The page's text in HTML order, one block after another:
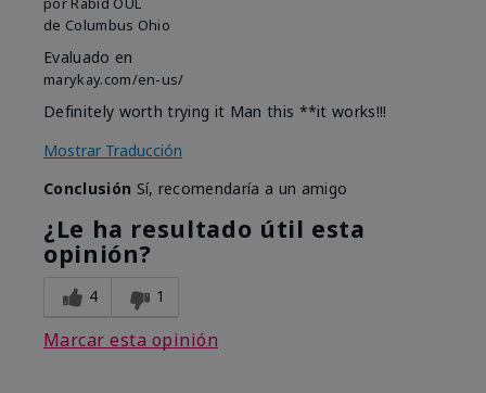
de Columbus Ohio
Evaluado en
marykay.com/en-us/
Definitely worth trying it Man this **it works!!!
Mostrar Traducción
Conclusión Sí, recomendaría a un amigo
¿Le ha resultado útil esta
opinión?
4 1
Marcar esta opinión